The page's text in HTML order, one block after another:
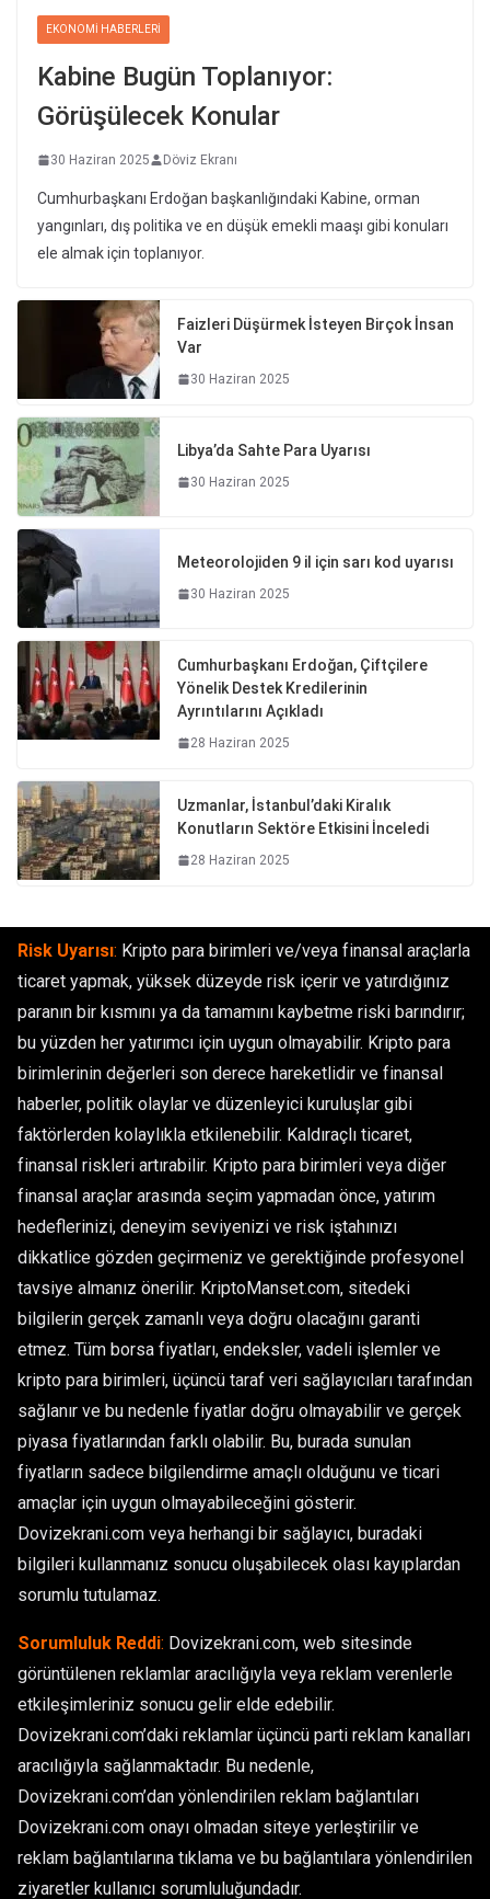
EKONOMI HABERLERI
Kabine Bugün Toplanıyor:
Görüşülecek Konular
30 Haziran 2025 Döviz Ekranı
Cumhurbaşkanı Erdoğan başkanlığındaki Kabine, orman
yangınları, dış politika ve en düşük emekli maaşı gibi konuları
ele almak için toplanıyor.
Faizleri Düşürmek İsteyen Birçok İnsan
Var
30 Haziran 2025
Libya’da Sahte Para Uyarısı
30 Haziran 2025
Meteorolojiden 9 il için sarı kod uyarısı
30 Haziran 2025
Cumhurbaşkanı Erdoğan, Çiftçilere
Yönelik Destek Kredilerinin
Ayrıntılarını Açıkladı
28 Haziran 2025
Uzmanlar, İstanbul’daki Kiralık
Konutların Sektöre Etkisini İnceledi
28 Haziran 2025
Risk Uyarısı: Kripto para birimleri ve/veya finansal araçlarla
ticaret yapmak, yüksek düzeyde risk içerir ve yatırdığınız
paranın bir kısmını ya da tamamını kaybetme riski barındırır;
bu yüzden her yatırımcı için uygun olmayabilir. Kripto para
birimlerinin değerleri son derece hareketlidir ve finansal
haberler, politik olaylar ve düzenleyici kuruluşlar gibi
faktörlerden kolaylıkla etkilenebilir. Kaldıraçlı ticaret,
finansal riskleri artırabilir. Kripto para birimleri veya diğer
finansal araçlar arasında seçim yapmadan önce, yatırım
hedeflerinizi, deneyim seviyenizi ve risk iştahınızı
dikkatlice gözden geçirmeniz ve gerektiğinde profesyonel
tavsiye almanız önerilir. KriptoManset.com, sitedeki
bilgilerin gerçek zamanlı veya doğru olacağını garanti
etmez. Tüm borsa fiyatları, endeksler, vadeli işlemler ve
kripto para birimleri, üçüncü taraf veri sağlayıcıları tarafından
sağlanır ve bu nedenle fiyatlar doğru olmayabilir ve gerçek
piyasa fiyatlarından farklı olabilir. Bu, burada sunulan
fiyatların sadece bilgilendirme amaçlı olduğunu ve ticari
amaçlar için uygun olmayabileceğini gösterir.
Dovizekrani.com veya herhangi bir sağlayıcı, buradaki
bilgileri kullanmanız sonucu oluşabilecek olası kayıplardan
sorumlu tutulamaz.
Sorumluluk Reddi: Dovizekrani.com, web sitesinde
görüntülenen reklamlar aracılığıyla veya reklam verenlerle
etkileşimleriniz sonucu gelir elde edebilir.
Dovizekrani.com’daki reklamlar üçüncü parti reklam kanalları
aracılığıyla sağlanmaktadır. Bu nedenle,
Dovizekrani.com’dan yönlendirilen reklam bağlantıları
Dovizekrani.com onayı olmadan siteye yerleştirilir ve
reklam bağlantılarına tıklama ve bu bağlantılara yönlendirilen
ziyaretler kullanıcı sorumluluğundadır.